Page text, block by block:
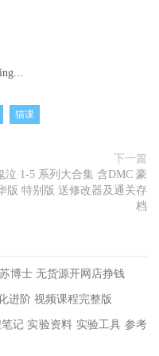
猫课
下一篇
泣 1-5 系列大合集 含DMC 豪
版 特别版 送修改器及通关存
档
博士 无货源开网店挣钱
进阶 视频课程完整版
记 实验资料 实验工具 参考